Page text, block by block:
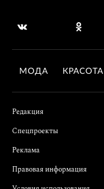
МОДА КРАСОТА
Редакция
Спецпроекты
Реклама
Правовая информация